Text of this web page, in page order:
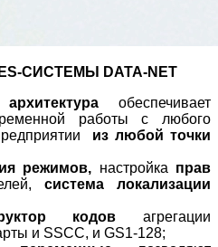
СИСТЕМЫ DATA-NET
обеспечивает
работы с любого
из любой точки
режимов, настройка прав
система локализации
кодов агрегации
и SSCC, и GS1-128;